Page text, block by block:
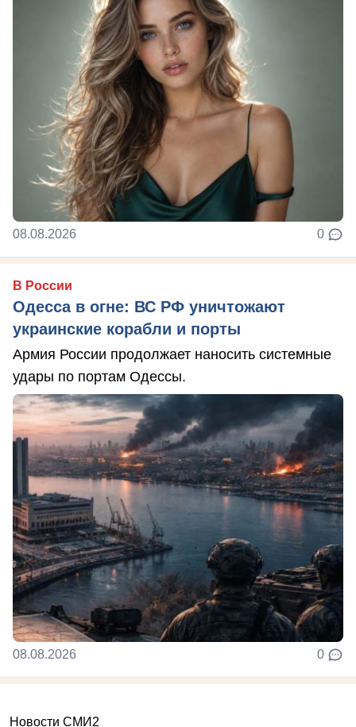
08.08.2026 0
В России
Одесса в огне: ВС РФ уничтожают
украинские корабли и порты
Армия России продолжает наносить системные
удары по портам Одессы.
08.08.2026 0
Новости СМИ2